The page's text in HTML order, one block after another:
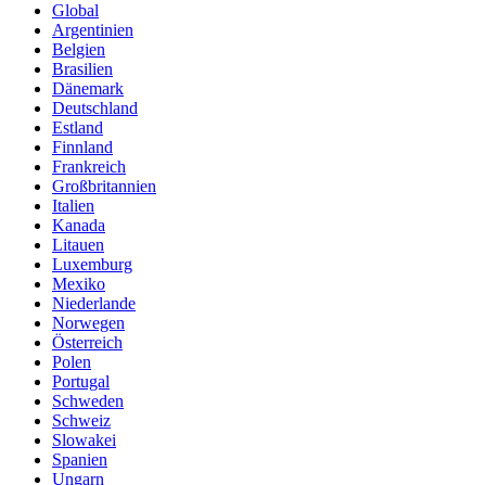
Global
Argentinien
Belgien
Brasilien
Dänemark
Deutschland
Estland
Finnland
Frankreich
Großbritannien
Italien
Kanada
Litauen
Luxemburg
Mexiko
Niederlande
Norwegen
Österreich
Polen
Portugal
Schweden
Schweiz
Slowakei
Spanien
Ungarn